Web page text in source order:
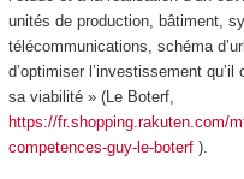
unités de production, bâtiment,
télécommunications, schéma
d’optimiser l’investissement
sa viabilité » (Le Boterf,
https://fr.shopping.rakuten.com/
competences-guy-le-boterf).